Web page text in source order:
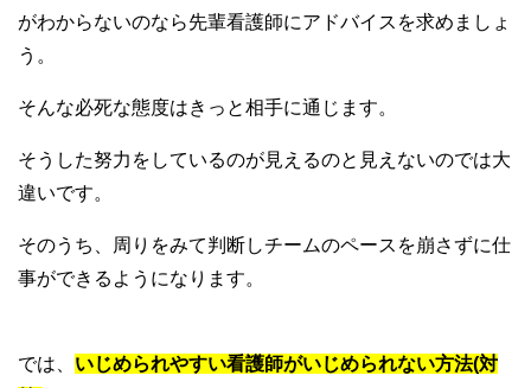
がわからないのなら先輩看護師にアドバイスを求めましょ
う。
そんな必死な態度はきっと相手に通じます。
そうした努力をしているのが見えるのと見えないのでは大
違いです。
そのうち、周りをみて判断しチームのペースを崩さずに仕
事ができるようになります。
では、 いじめられやすい看護師がいじめられない方法(対